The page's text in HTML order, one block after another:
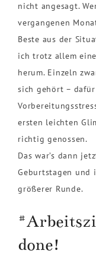
nicht angesagt.
vergangenen
Beste aus der
ich trotz allem
herum. Einzeln
sich gehört –
ersten leichten
richtig genossen.
Das war’s dann
Geburtstagen und
größerer Runde.
done!